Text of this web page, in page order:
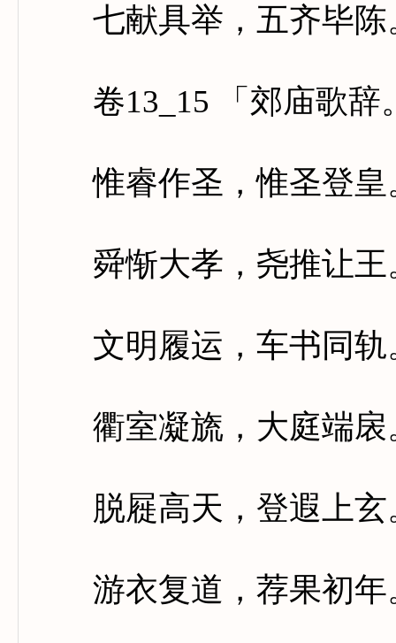
七献具举，五齐毕陈
卷13_15 「郊庙歌辞
惟睿作圣，惟圣登皇
舜惭大孝，尧推让王
文明履运，车书同轨
衢室凝旒，大庭端扆
脱屣高天，登遐上玄
游衣复道，荐果初年